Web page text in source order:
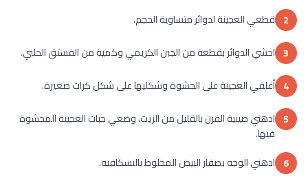
2 قطعي العجينة لدوائر متساوية الحجم.
3 احشي الدوائر بقطعة من الجبن الكريمي وكمية من الفستق الحلبي.
4 أغلقي العجينة على الحشوة وشكليها على شكل كرات صغيرة.
5 ادهني صينية الفرن بالقليل من الزيت، وضعي حبات العجينة المحشوة
فيها.
6 ادهني الوجه بصفار البيض المخلوط بالنسكافيه.